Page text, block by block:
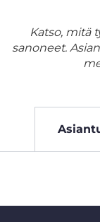
Katso, mitä
sanoneet.